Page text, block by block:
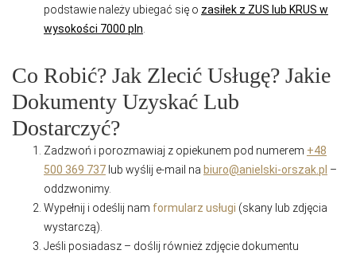
podstawie należy ubiegać się o zasiłek z ZUS lub KRUS w
wysokości 7000 pln.
Co Robić? Jak Zlecić Usługę? Jakie
Dokumenty Uzyskać Lub
Dostarczyć?
Zadzwoń i porozmawiaj z opiekunem pod numerem +48
500 369 737 lub wyślij e-mail na biuro@anielski-orszak.pl –
oddzwonimy.
Wypełnij i odeślij nam formularz usługi (skany lub zdjęcia
wystarczą).
Jeśli posiadasz – doślij również zdjęcie dokumentu